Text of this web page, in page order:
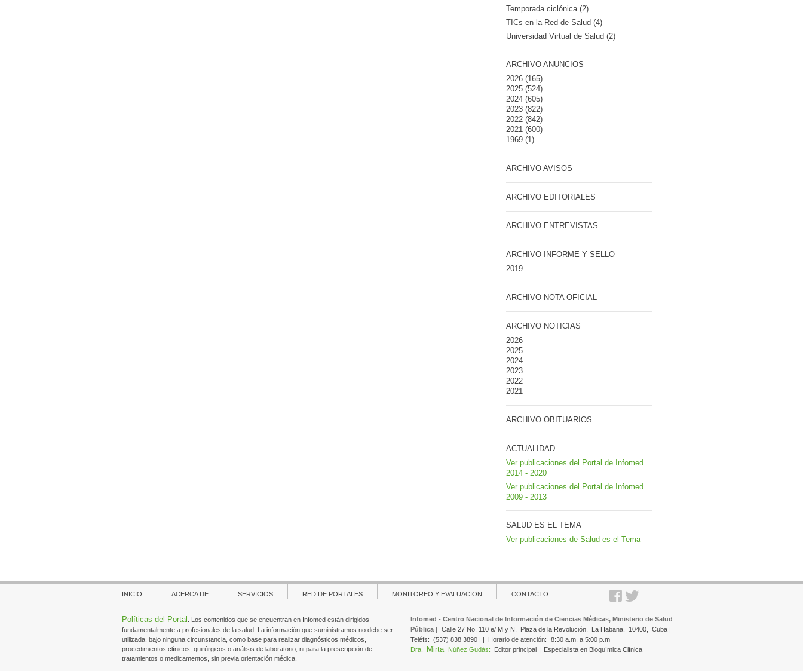
Temporada ciclónica (2)
TICs en la Red de Salud (4)
Universidad Virtual de Salud (2)
ARCHIVO ANUNCIOS
2026(165)
2025(524)
2024(605)
2023(822)
2022(842)
2021(600)
1969(1)
ARCHIVO AVISOS
ARCHIVO EDITORIALES
ARCHIVO ENTREVISTAS
ARCHIVO INFORME Y SELLO
2019
ARCHIVO NOTA OFICIAL
ARCHIVO NOTICIAS
2026
2025
2024
2023
2022
2021
ARCHIVO OBITUARIOS
ACTUALIDAD
Ver publicaciones del Portal de Infomed
2014 - 2020
Ver publicaciones del Portal de Infomed
2009 - 2013
SALUD ES EL TEMA
Ver publicaciones de Salud es el Tema
INICIO ACERCA DE SERVICIOS RED DE PORTALES MONITOREO Y EVALUACION CONTACTO
Políticas del Portal
. Los contenidos que se encuentran en Infomed están dirigidos
fundamentalmente a profesionales de la salud. La información que suministramos no debe ser
utilizada, bajo ninguna circunstancia, como base para realizar diagnósticos médicos,
procedimientos clínicos, quirúrgicos o análisis de laboratorio, ni para la prescripción de
tratamientos o medicamentos, sin previa orientación médica.
Infomed - Centro Nacional de Información de Ciencias Médicas, Ministerio de Salud
Pública | Calle 27 No. 110 e/ M y N, Plaza de la Revolución, La Habana, 10400,
Cuba |
Teléfs: (537) 838 3890 | | Horario de atención:
8:30 a.m. a 5:00 p.m
Dra.
Mirta Núñez Gudás: Editor principal | Especialista en Bioquímica Clínica